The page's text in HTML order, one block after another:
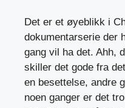
Det er et øyeblikk i
dokumentarserie der
gang vil ha det. Ahh,
skiller det gode fra
en besettelse, andre
noen ganger er det